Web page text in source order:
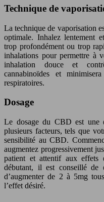
Technique de
La technique de vaporisation
optimale. Inhalez lentement
trop profondément ou trop
inhalations pour permettre à
inhalation douce et
cannabinoïdes et
respiratoires.
Dosage
Le dosage du CBD est une
plusieurs facteurs, tels que
sensibilité au CBD.
augmentez progressivement
patient et attentif aux
débutant, il est conseillé de
d’augmenter de 2 à 5mg
l’effet désiré.